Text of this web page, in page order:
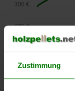
Zustimmung
September
2025
275 €
300 €
Die aktuelle